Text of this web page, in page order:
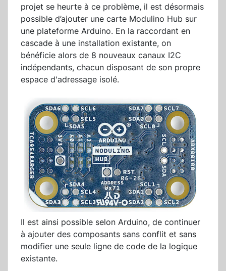
projet se heurte à ce problème, il est désormais
possible d’ajouter une carte Modulino Hub sur
une plateforme Arduino. En la raccordant en
cascade à une installation existante, on
bénéficie alors de 8 nouveaux canaux I2C
indépendants, chacun disposant de son propre
espace d'adressage isolé.
Il est ainsi possible selon Arduino, de continuer
à ajouter des composants sans conflit et sans
modifier une seule ligne de code de la logique
existante.